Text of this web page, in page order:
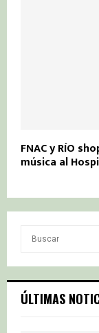
FNAC y RÍO
música al
c
h
ÚLTIMAS